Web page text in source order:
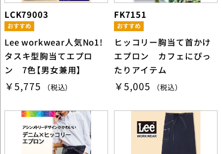
LCK79003
Lee workwear人気No1!
タスキ型胸当てエプロ
ン 7色【男女兼用】
￥5,775 （税込）
FK7151
ヒッコリー胸当て首かけ
エプロン カフェにぴっ
たりアイテム
￥5,005 （税込）